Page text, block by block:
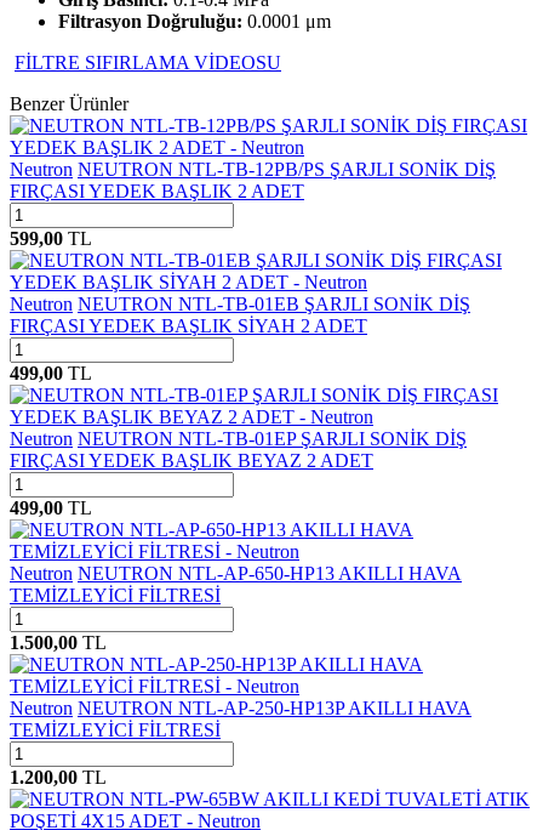
Filtrasyon Doğruluğu: 0.0001 μm
FİLTRE SIFIRLAMA VİDEOSU
Benzer Ürünler
Neutron NEUTRON NTL-TB-12PB/PS ŞARJLI SONİK DİŞ
FIRÇASI YEDEK BAŞLIK 2 ADET
599,00 TL
Neutron NEUTRON NTL-TB-01EB ŞARJLI SONİK DİŞ
FIRÇASI YEDEK BAŞLIK SİYAH 2 ADET
499,00 TL
Neutron NEUTRON NTL-TB-01EP ŞARJLI SONİK DİŞ
FIRÇASI YEDEK BAŞLIK BEYAZ 2 ADET
499,00 TL
Neutron NEUTRON NTL-AP-650-HP13 AKILLI HAVA
TEMİZLEYİCİ FİLTRESİ
1.500,00 TL
Neutron NEUTRON NTL-AP-250-HP13P AKILLI HAVA
TEMİZLEYİCİ FİLTRESİ
1.200,00 TL